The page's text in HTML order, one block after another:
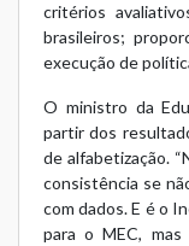
critérios
brasileiros;
execução de
O ministro da
partir dos
de alfabetização.
consistência se
com dados. E é o
para o MEC,